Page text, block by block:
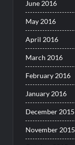
June 2016
May 2016
April 2016
March 2016
February 2016
January 2016
December 2015
November 2015